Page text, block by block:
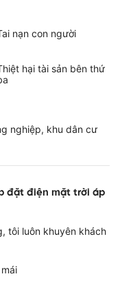
nạn con người
hại tài sản bên thứ
nghiệp, khu dân cư
đặt điện mặt trời áp
tôi luôn khuyên khách